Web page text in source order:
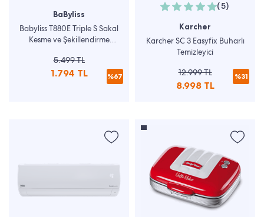
BaByliss
Babyliss T880E Triple S Sakal
Kesme ve Şekillendirme
5.499 TL
1.794 TL %67
(5)
Karcher
Karcher SC 3 Easyfix Buharlı
Temizleyici
12.999 TL
8.998 TL
%31